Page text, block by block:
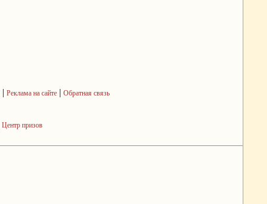
| Реклама на сайте| Обратная связь
Центр призов